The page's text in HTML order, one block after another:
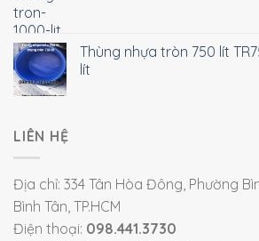
Thùng nhựa tròn 750 lít
lít
LIÊN HỆ
Địa chỉ: 334 Tân Hòa Đông, Phường
Bình Tân, TP.HCM
Điện thoại: 098.441.3730